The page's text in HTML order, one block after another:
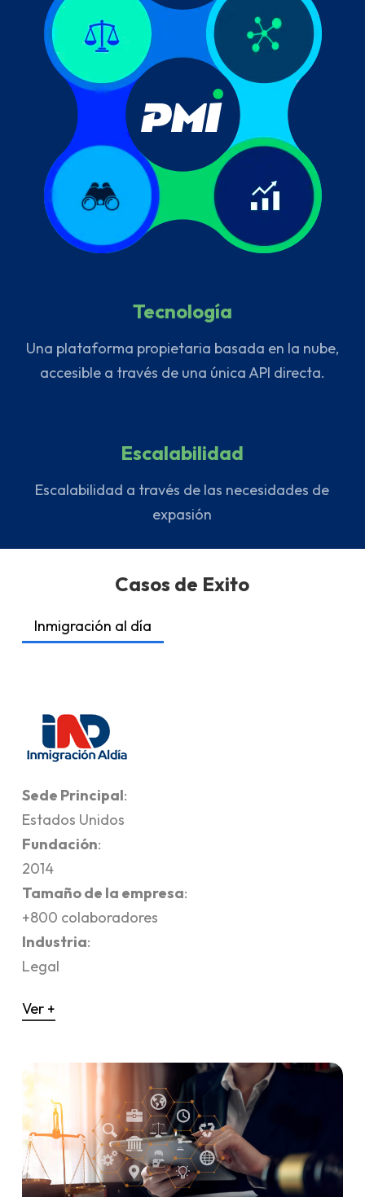
Tecnología
Una plataforma propietaria basada en la nube,
accesible a través de una única API directa.
Escalabilidad
Escalabilidad a través de las necesidades de
expasión
Casos de Exito
Inmigración al día
Sede Principal:
Estados Unidos
Fundación:
2014
Tamaño de la empresa:
+800 colaboradores
Industria:
Legal
Ver +